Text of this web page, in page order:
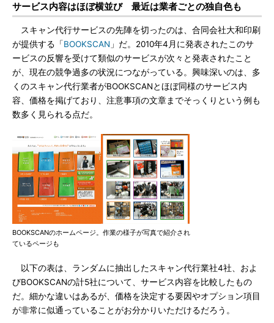
サービス内容はほぼ横並び 最近は業者ごとの独自色も
スキャン代行サービスの先陣を切ったのは、合同会社大和印刷
が提供する「BOOKSCAN 」だ。2010年4月に発表されたこのサ
ービスの反響を受けて類似のサービスが次々と発表されたこと
が、現在の競争過多の状況につながっている。興味深いのは、多
くのスキャン代行業者がBOOKSCANとほぼ同様のサービス内
容、価格を掲げており、注意事項の文章までそっくりという例も
数多く見られる点だ。
BOOKSCANのホームページ。作業の様子が写真で紹介され
ているページも
以下の表は、ランダムに抽出したスキャン代行業社4社、およ
びBOOKSCANの計5社について、サービス内容を比較したもの
だ。細かな違いはあるが、価格を決定する要因やオプション項目
が非常に似通っていることがお分かりいただけるだろう。